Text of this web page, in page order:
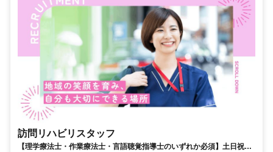
訪問リハビリスタッフ
【理学療法士・作業療法士・言語聴覚指導士のいずれか必須】土日祝休